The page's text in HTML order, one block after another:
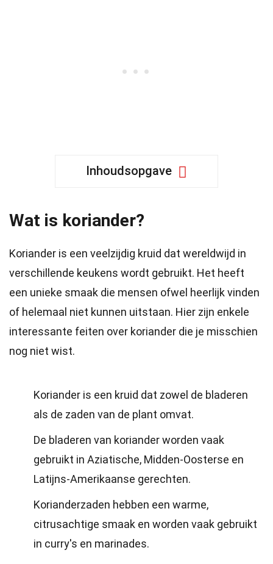
Inhoudsopgave
Wat is koriander?
Koriander is een veelzijdig kruid dat wereldwijd in
verschillende keukens wordt gebruikt. Het heeft
een unieke smaak die mensen ofwel heerlijk vinden
of helemaal niet kunnen uitstaan. Hier zijn enkele
interessante feiten over koriander die je misschien
nog niet wist.
Koriander is een kruid dat zowel de bladeren
als de zaden van de plant omvat.
De bladeren van koriander worden vaak
gebruikt in Aziatische, Midden-Oosterse en
Latijns-Amerikaanse gerechten.
Korianderzaden hebben een warme,
citrusachtige smaak en worden vaak gebruikt
in curry's en marinades.